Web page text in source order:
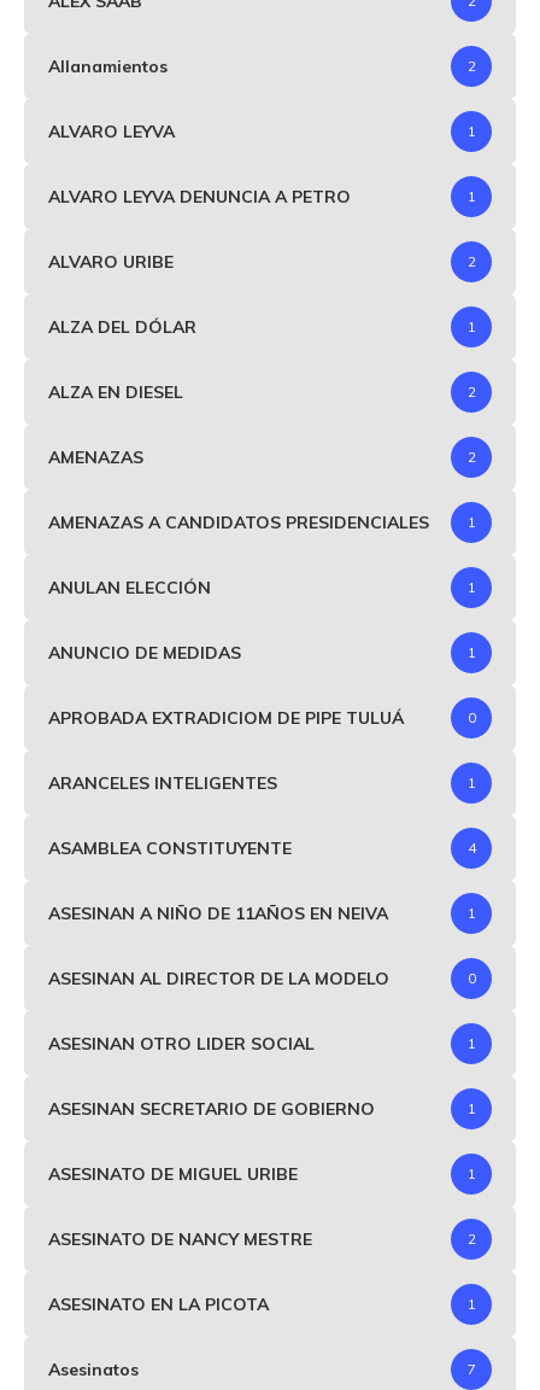
Allanamientos 2
ALVARO LEYVA 1
ALVARO LEYVA DENUNCIA A PETRO 1
ALVARO URIBE 2
ALZA DEL DÓLAR 1
ALZA EN DIESEL 2
AMENAZAS 2
AMENAZAS A CANDIDATOS PRESIDENCIALES 1
ANULAN ELECCIÓN 1
ANUNCIO DE MEDIDAS 1
APROBADA EXTRADICIOM DE PIPE TULUÁ 0
ARANCELES INTELIGENTES 1
ASAMBLEA CONSTITUYENTE 4
ASESINAN A NIÑO DE 11AÑOS EN NEIVA 1
ASESINAN AL DIRECTOR DE LA MODELO 0
ASESINAN OTRO LIDER SOCIAL 1
ASESINAN SECRETARIO DE GOBIERNO 1
ASESINATO DE MIGUEL URIBE 1
ASESINATO DE NANCY MESTRE 2
ASESINATO EN LA PICOTA 1
Asesinatos 7